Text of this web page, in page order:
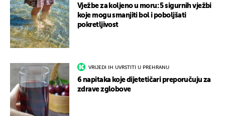
Vježbe za koljeno u moru: 5 sigurnih vježbi
koje mogu smanjiti bol i poboljšati
pokretljivost
VRIJEDI IH UVRSTITI U PREHRANU
6 napitaka koje dijetetičari preporučuju za
zdrave zglobove